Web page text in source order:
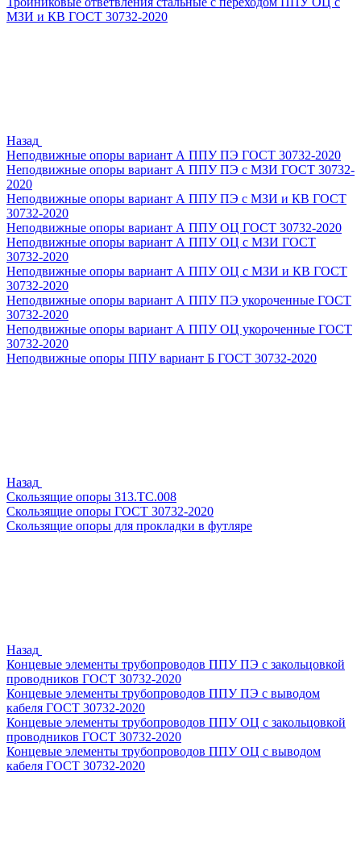
МЗИ и КВ ГОСТ 30732-2020
Назад
Неподвижные опоры вариант А ППУ ПЭ ГОСТ 30732-2020
Неподвижные опоры вариант А ППУ ПЭ с МЗИ ГОСТ 30732-
2020
Неподвижные опоры вариант А ППУ ПЭ с МЗИ и КВ ГОСТ
30732-2020
Неподвижные опоры вариант А ППУ ОЦ ГОСТ 30732-2020
Неподвижные опоры вариант А ППУ ОЦ с МЗИ ГОСТ
30732-2020
Неподвижные опоры вариант А ППУ ОЦ с МЗИ и КВ ГОСТ
30732-2020
Неподвижные опоры вариант А ППУ ПЭ укороченные ГОСТ
30732-2020
Неподвижные опоры вариант А ППУ ОЦ укороченные ГОСТ
30732-2020
Неподвижные опоры ППУ вариант Б ГОСТ 30732-2020
Назад
Скользящие опоры 313.ТС.008
Скользящие опоры ГОСТ 30732-2020
Скользящие опоры для прокладки в футляре
Назад
Концевые элементы трубопроводов ППУ ПЭ с закольцовкой
проводников ГОСТ 30732-2020
Концевые элементы трубопроводов ППУ ПЭ с выводом
кабеля ГОСТ 30732-2020
Концевые элементы трубопроводов ППУ ОЦ с закольцовкой
проводников ГОСТ 30732-2020
Концевые элементы трубопроводов ППУ ОЦ с выводом
кабеля ГОСТ 30732-2020